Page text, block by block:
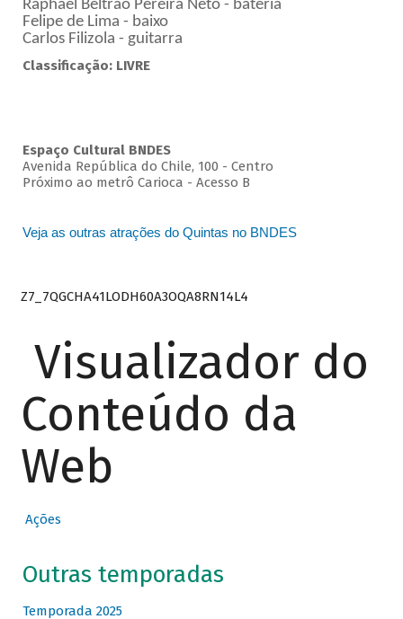
Raphael Beltrão Pereira Neto - bateria
Felipe de Lima - baixo
Carlos Filizola - guitarra
Classificação: LIVRE
Espaço Cultural BNDES
Avenida República do Chile, 100 - Centro
Próximo ao metrô Carioca - Acesso B
Veja as outras atrações do Quintas no BNDES
Z7_7QGCHA41LODH60A3OQA8RN14L4
Visualizador do
Conteúdo da
Web
Ações
Outras temporadas
Temporada 2025